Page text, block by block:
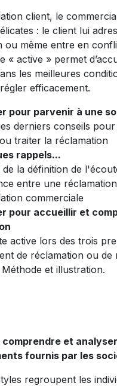
client, le
: le client lui
ou même entre en
« active » permet
les meilleures
efficacement.
pour parvenir à une
derniers conseils
traiter la réclamation
rappels...
de la définition de
entre une
commerciale
pour accueillir et
active lors des trois
de réclamation ou de
et illustration.
et
fournis par les
regroupent les